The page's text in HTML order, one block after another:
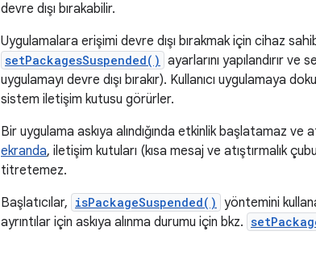
devre dışı bırakabilir.
Uygulamalara erişimi devre dışı bırakmak için cihaz
setPackagesSuspended() ayarlarını yapılandırır ve
uygulamayı devre dışı bırakır). Kullanıcı uygulamaya
sistem iletişim kutusu görürler.
Bir uygulama askıya alındığında etkinlik başlatamaz ve
ekranda, iletişim kutuları (kısa mesaj ve atıştırmalık
titretemez.
Başlatıcılar, isPackageSuspended() yöntemini
ayrıntılar için askıya alınma durumu için bkz.